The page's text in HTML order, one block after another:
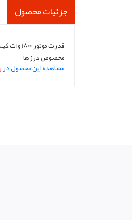
جزئیات محصول
مخصوص درزها
مشاهده این محصول در